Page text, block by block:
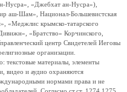
«Джебхат ан-Нусра»),
аш-Шам», Национал-Большевистская
«Меджлис крымско-татарского
«Братство» Корчинского,
центр Свидетелей Иеговы
организации.
текстовые материалы, элементы
видео и аудио охраняются
нормами права и не